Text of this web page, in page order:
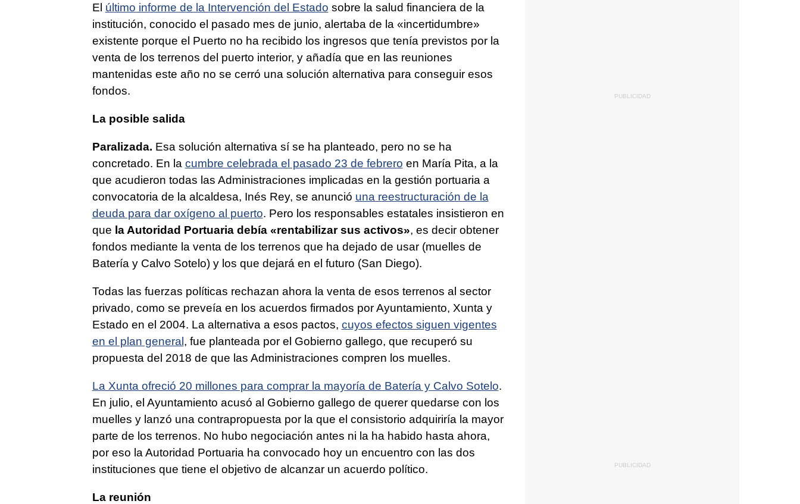
El último informe de la Intervención del Estado sobre la salud financiera de la
institución, conocido el pasado mes de junio, alertaba de la «incertidumbre»
existente porque el Puerto no ha recibido los ingresos que tenía previstos por la
venta de los terrenos del puerto interior, y añadía que en las reuniones
mantenidas este año no se cerró una solución alternativa para conseguir esos
fondos.
La posible salida
Paralizada. Esa solución alternativa sí se ha planteado, pero no se ha
concretado. En la cumbre celebrada el pasado 23 de febrero en María Pita, a la
que acudieron todas las Administraciones implicadas en la gestión portuaria a
convocatoria de la alcaldesa, Inés Rey, se anunció una reestructuración de la
deuda para dar oxígeno al puerto. Pero los responsables estatales insistieron en
que la Autoridad Portuaria debía «rentabilizar sus activos», es decir obtener
fondos mediante la venta de los terrenos que ha dejado de usar (muelles de
Batería y Calvo Sotelo) y los que dejará en el futuro (San Diego).
Todas las fuerzas políticas rechazan ahora la venta de esos terrenos al sector
privado, como se preveía en los acuerdos firmados por Ayuntamiento, Xunta y
Estado en el 2004. La alternativa a esos pactos, cuyos efectos siguen vigentes
en el plan general , fue planteada por el Gobierno gallego, que recuperó su
propuesta del 2018 de que las Administraciones compren los muelles.
La Xunta ofreció 20 millones para comprar la mayoría de Batería y Calvo Sotelo.
En julio, el Ayuntamiento acusó al Gobierno gallego de querer quedarse con los
muelles y lanzó una contrapropuesta por la que el consistorio adquiriría la mayor
parte de los terrenos. No hubo negociación antes ni la ha habido hasta ahora,
por eso la Autoridad Portuaria ha convocado hoy un encuentro con las dos
instituciones que tiene el objetivo de alcanzar un acuerdo político.
La reunión